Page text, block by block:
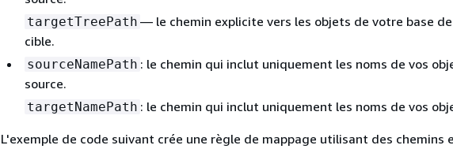
targetTreePath — le chemin explicite vers les objets de votre base
cible.
sourceNamePath : le chemin qui inclut uniquement les noms de vos
source.
targetNamePath : le chemin qui inclut uniquement les noms de vos
L'exemple de code suivant crée une règle de mappage utilisant des chemins